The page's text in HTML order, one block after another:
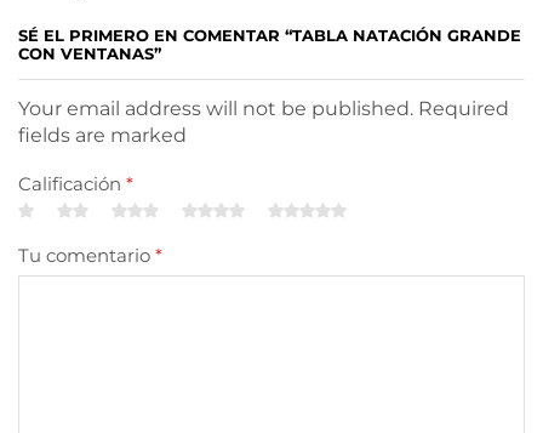
SÉ EL PRIMERO EN COMENTAR “TABLA NATACIÓN GRANDE
CON VENTANAS”
Your email address will not be published. Required
fields are marked
Calificación *
Tu comentario *